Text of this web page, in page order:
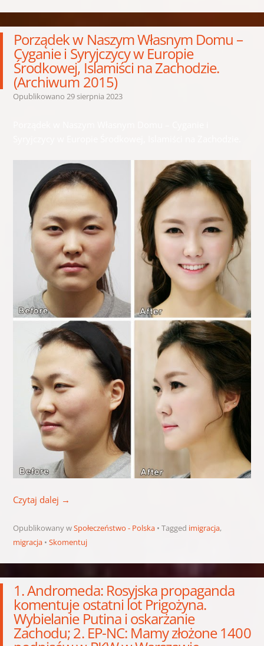
Porządek w Naszym Własnym Domu –
Cyganie i Syryjczycy w Europie
Środkowej, Islamiści na Zachodzie.
(Archiwum 2015)
Opublikowano 29 sierpnia 2023
Czytaj dalej →
Opublikowany wSpołeczeństwo - Polska Tagged imigracja,
migracja
Skomentuj
1. Andromeda: Rosyjska propaganda
komentuje ostatni lot Prigożyna.
Wybielanie Putina i oskarżanie
Zachodu; 2. EP-NC: Mamy złożone 1400